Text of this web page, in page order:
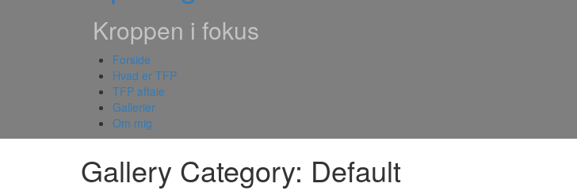
Kroppen i fokus
Forside
Hvad er TFP
TFP aftale
Gallerier
Om mig
Gallery Category: Default